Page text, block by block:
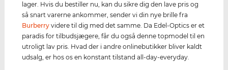
lager. Hvis du bestiller nu, kan du sikre dig den lave pris og
så snart varerne ankommer, sender vi din nye brille fra
Burberry videre til dig med det samme. Da Edel-Optics er et
paradis for tilbudsjægere, får du også denne topmodel til en
utroligt lav pris. Hvad der i andre onlinebutikker bliver kaldt
udsalg, er hos os en konstant tilstand all-day-everyday.